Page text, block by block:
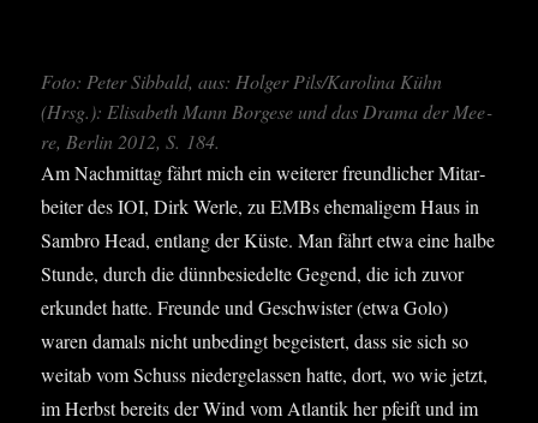
Foto: Peter Sib­bald, aus: Hol­ger Pils/Karolina Kühn
(Hrsg.): Eli­sa­beth Mann Bor­ge­se und das Dra­ma der Mee­
re, Ber­lin 2012, S. 184.
Am Nach­mit­tag fährt mich ein wei­te­rer freund­li­cher Mit­ar­
bei­ter des IOI, Dirk Wer­le, zu EMBs ehe­ma­li­gem Haus in
Sam­bro Head, ent­lang der Küs­te. Man fährt etwa eine hal­be
Stun­de, durch die dünn­be­sie­del­te Gegend, die ich zuvor
erkun­det hat­te. Freun­de und Geschwis­ter (etwa Golo)
waren damals nicht unbe­dingt begeis­tert, dass sie sich so
weit­ab vom Schuss nie­der­ge­las­sen hat­te, dort, wo wie jetzt,
im Herbst bereits der Wind vom Atlan­tik her pfeift und im